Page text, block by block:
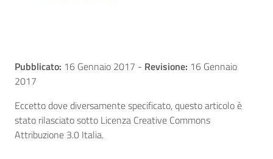
Pubblicato: 16 Gennaio 2017 - Revisione: 16 Gennaio
2017
Eccetto dove diversamente specificato, questo articolo è
stato rilasciato sotto Licenza Creative Commons
Attribuzione 3.0 Italia.